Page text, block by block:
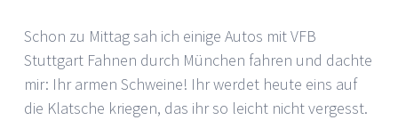
Schon zu Mittag sah ich einige Autos mit VFB
Stuttgart Fahnen durch München fahren und dachte
mir: Ihr armen Schweine! Ihr werdet heute eins auf
die Klatsche kriegen, das ihr so leicht nicht vergesst.